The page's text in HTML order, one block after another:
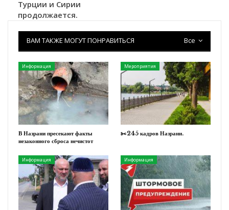
Турции и Сирии
продолжается.
Все
ВАМ ТАКЖЕ МОГУТ ПОНРАВИТЬСЯ
Информация
В Назрани пресекают факты
незаконного сброса нечистот
Мероприятия
✂️245 кадров Назрани.
Информация Информация